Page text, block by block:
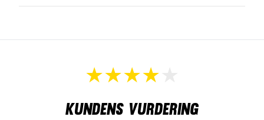
Kundens vurdering